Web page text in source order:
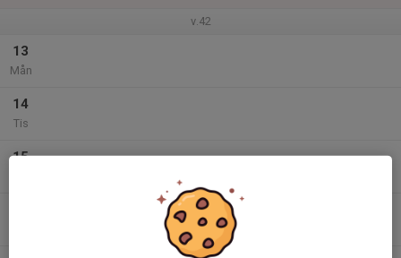
v.42
13
Mån
14
Tis
15